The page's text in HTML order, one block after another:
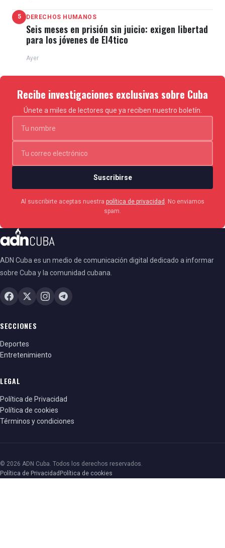
5 DERECHOS HUMANOS
Seis meses en prisión sin juicio: exigen libertad
para los jóvenes de El4tico
Ayer
Recibe investigaciones exclusivas sobre Cuba
Únete a miles de lectores que ya reciben nuestro boletín.
Suscribirse
Al suscribirte aceptas nuestra política de privacidad
. No enviamos
spam.
ADN Cuba es un medio de comunicación digital dedicado a informar
sobre Cuba y la comunidad cubana.
SECCIONES
Deportes
Entretenimiento
LEGAL
Política de Privacidad
Política de cookies
Términos y condiciones
© 2026 ADN Cuba. Todos los derechos reservados.
Política de Privacidad Política de cookies